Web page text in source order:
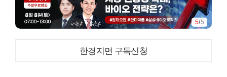
5/5
한경지면 구독신청